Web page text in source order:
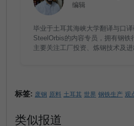
编辑
毕业于土耳其海峡大学翻译与口
SteelOrbis的内容专员，拥有钢铁
主要关注工厂投资、炼钢技术及进
标签: 废钢 原料 土耳其 世界 钢铁生产 观
类似报道